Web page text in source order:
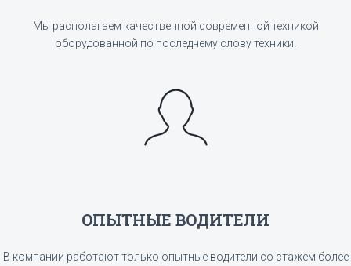
Мы располагаем качественной современной техникой
оборудованной по последнему слову техники.
ОПЫТНЫЕ ВОДИТЕЛИ
В компании работают только опытные водители со стажем более